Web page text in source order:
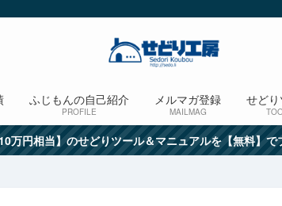
ふじもんの自己紹介
PROFILE
メルマガ登録
MAILMAG
せど
万円相当】のせどりツール＆マニュアルを【無料】で